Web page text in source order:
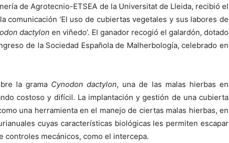
de Agrotecnio-ETSEA de la Universitat de Lleida, recibió el
comunicación ‘El uso de cubiertas vegetales y sus labores de
dactylon en viñedo’. El ganador recogió el galardón, dotado
de la Sociedad Española de Malherbología, celebrado en
la grama Cynodon dactylon, una de las malas hierbas en
costoso y difícil. La implantación y gestión de una cubierta
una herramienta en el manejo de ciertas malas hierbas, en
cuyas características biológicas les permiten escapar
controles mecánicos, como el intercepa.